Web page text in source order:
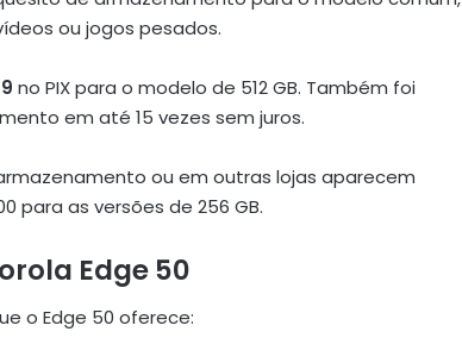
ou jogos pesados.
no PIX para o modelo de 512 GB. Também foi
em até 15 vezes sem juros.
ou em outras lojas aparecem
para as versões de 256 GB.
Edge 50
o Edge 50 oferece: